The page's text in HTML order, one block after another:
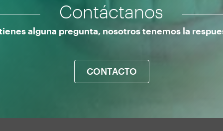
Contáctanos
alguna pregunta, nosotros tenemos la
CONTACTO